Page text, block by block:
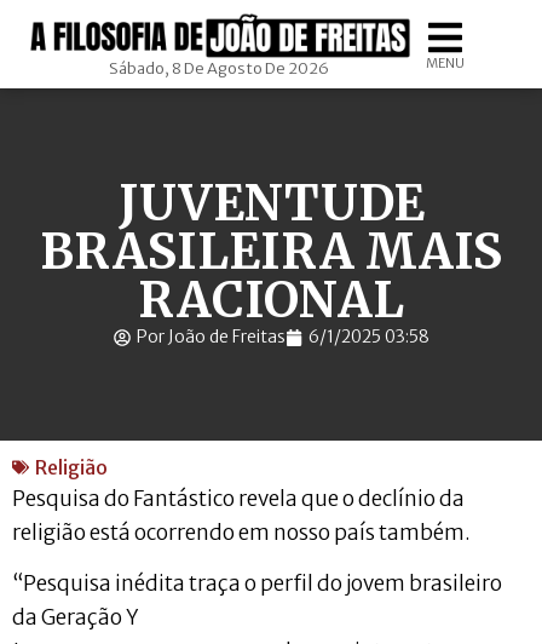
Sábado, 8 De Agosto De 2026 MENU
JUVENTUDE
BRASILEIRA MAIS
RACIONAL
Por João de Freitas 6/1/2025 03:58
Religião
Pesquisa do Fantástico revela que o declínio da
religião está ocorrendo em nosso país também.
“Pesquisa inédita traça o perfil do jovem brasileiro
da Geração Y